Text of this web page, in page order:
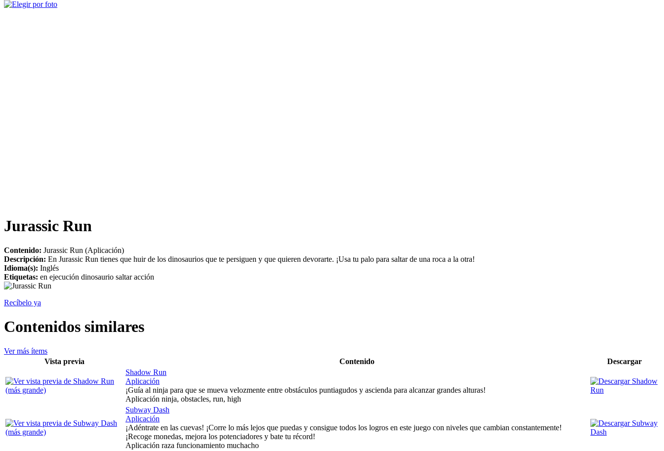
Jurassic Run
Contenido: Jurassic Run (Aplicación)
Descripción: En Jurassic Run tienes que huir de los dinosaurios que te persiguen y que quieren devorarte. ¡Usa tu palo para saltar de una roca a la otra!
Idioma(s): Inglés
Etiquetas: en ejecución dinosaurio saltar acción
Recíbelo ya
Contenidos similares
Ver más ítems
Vista previa
Contenido
Descargar
Shadow Run
Aplicación
¡Guía al ninja para que se mueva velozmente entre obstáculos puntiagudos y ascienda para alcanzar grandes alturas!
Aplicación ninja, obstacles, run, high
Subway Dash
Aplicación
¡Adéntrate en las cuevas! ¡Corre lo más lejos que puedas y consigue todos los logros en este juego con niveles que cambian constantemente!
¡Recoge monedas, mejora los potenciadores y bate tu récord!
Aplicación raza funcionamiento muchacho